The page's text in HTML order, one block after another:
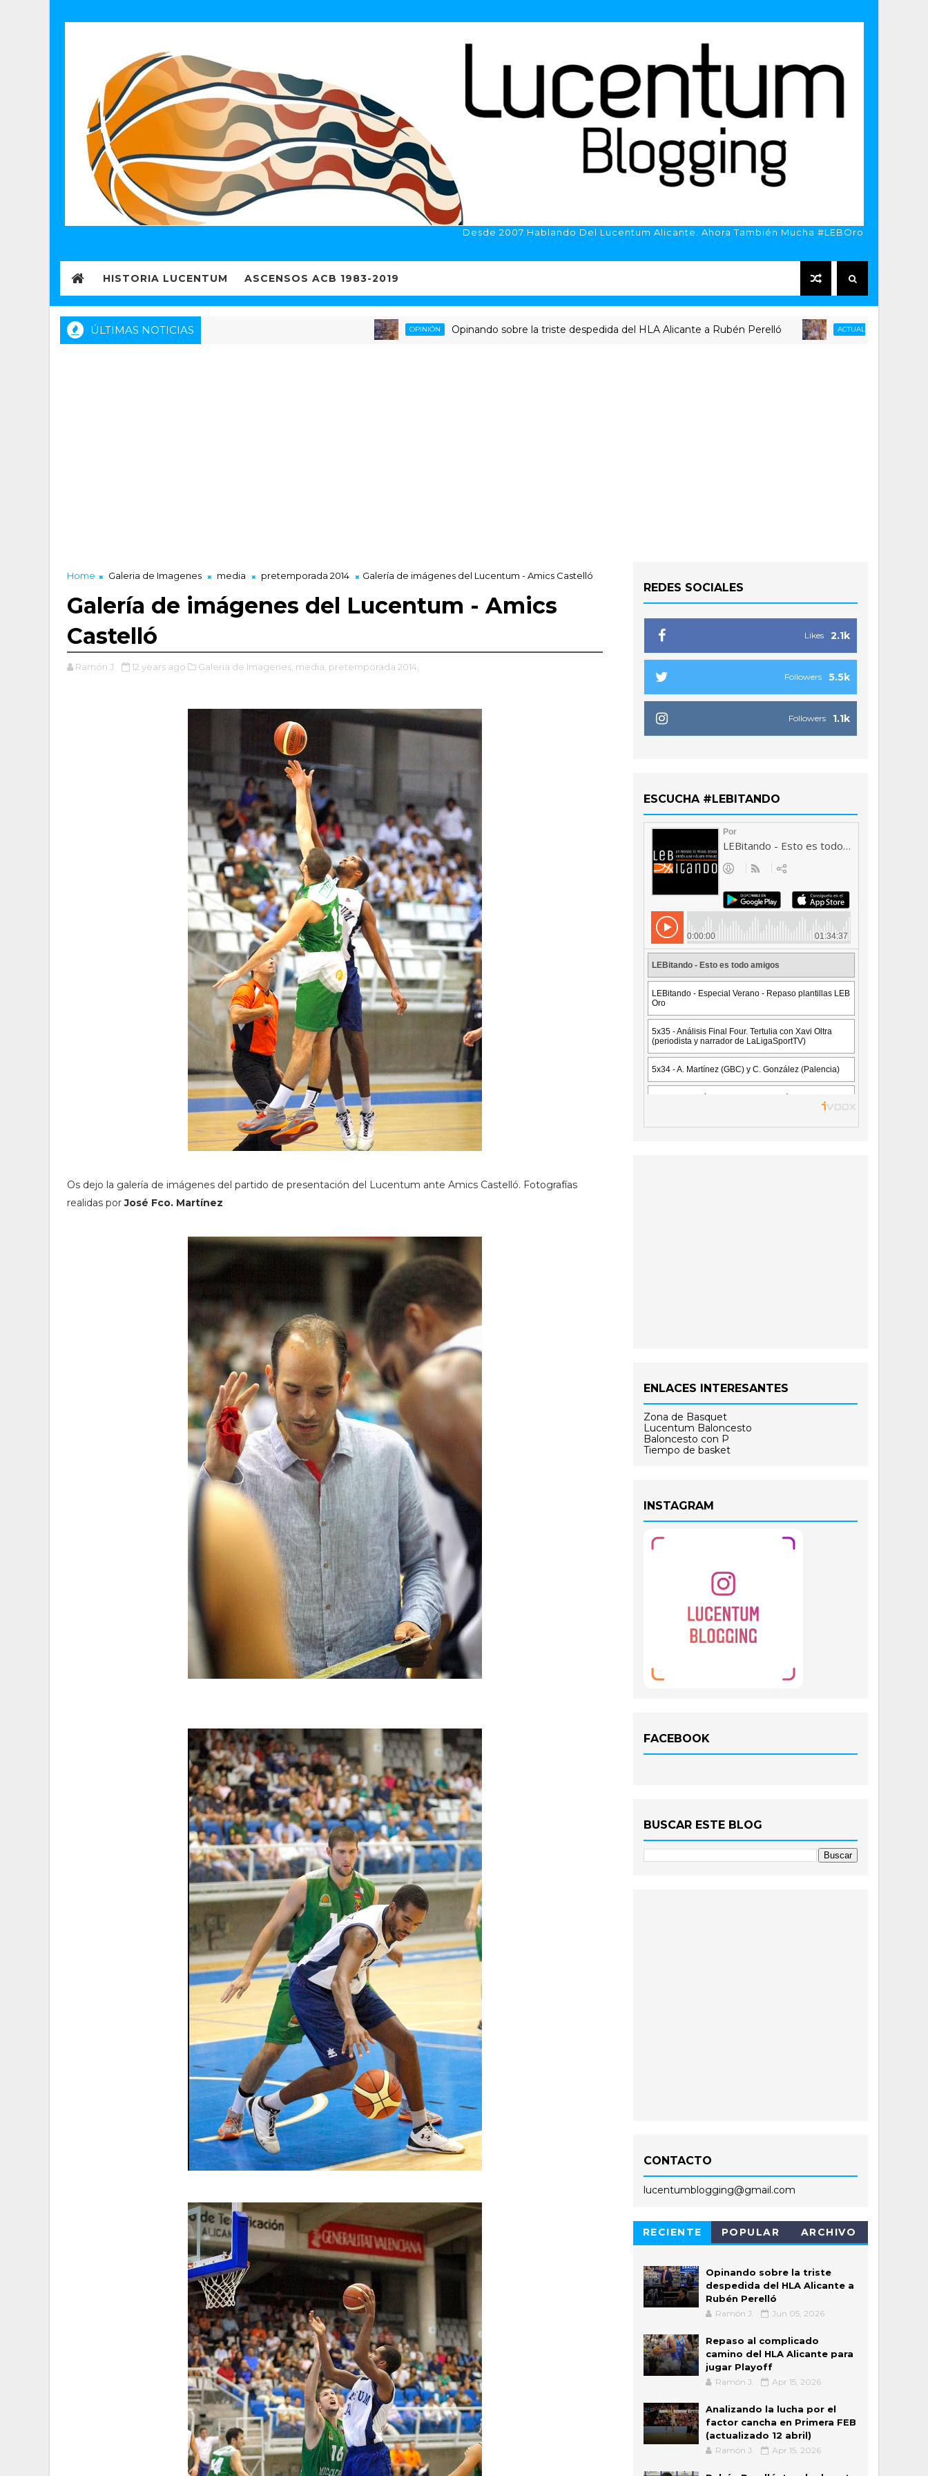
Desde 2007 Hablando Del Lucentum Alicante. Ahora También Mucha #LEBOro
HISTORIA LUCENTUM ASCENSOS ACB 1983-2019
ÚLTIMAS NOTICIAS OPINIÓN Opinando sobre la triste despedida del HLA Alicante a Rubén Perelló ACTUALIDAD LUCENTUM
Home Galeria de Imagenes media pretemporada 2014 Galería de imágenes del Lucentum - Amics Castelló
Galería de imágenes del Lucentum - Amics
Castelló
Ramón J. 12 years ago Galeria de Imagenes, media, pretemporada 2014,
Os dejo la galería de imágenes del partido de presentación del Lucentum ante Amics Castelló. Fotografías
realidas porJosé Fco. Martínez
REDES SOCIALES
2.1k
Likes
5.5k
Followers
1.1k
Followers
ESCUCHA #LEBITANDO
ENLACES INTERESANTES
Zona de Basquet
Lucentum Baloncesto
Baloncesto con P
Tiempo de basket
INSTAGRAM
FACEBOOK
BUSCAR ESTE BLOG
CONTACTO
lucentumblogging@gmail.com
RECIENTE POPULAR ARCHIVO
Opinando sobre la triste
despedida del HLA Alicante a
Rubén Perelló
Ramón J. Jun 05, 2026
Repaso al complicado
camino del HLA Alicante para
jugar Playoff
Ramón J. Apr 15, 2026
Analizando la lucha por el
factor cancha en Primera FEB
(actualizado 12 abril)
Ramón J. Apr 15, 2026